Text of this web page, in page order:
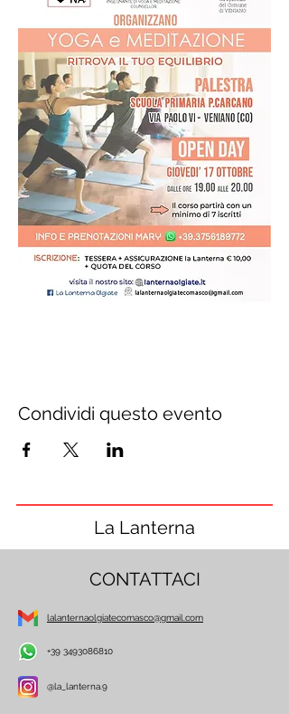
Condividi questo evento
La Lanterna
CONTATTACI
lalanternaolgiatecomasco@gmail.com
+39 3493086810
@la_lanterna.9